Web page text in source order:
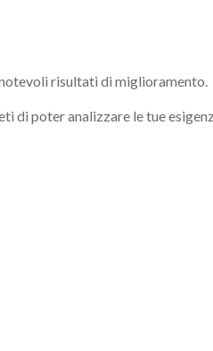
risultati di miglioramento.
di poter analizzare le tue